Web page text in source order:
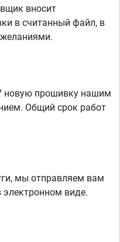
вносит
в считанный файл, в
новую прошивку нашим
Общий срок работ
мы отправляем вам
виде.